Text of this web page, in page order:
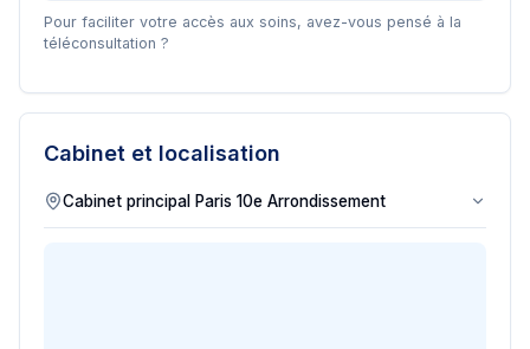
Pour faciliter votre accès aux soins, avez-vous pensé à la
téléconsultation ?
Cabinet et localisation